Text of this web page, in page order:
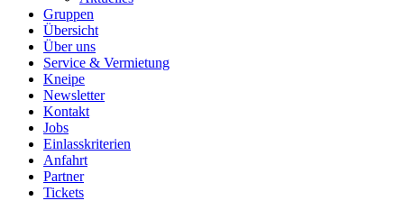
Gruppen
Übersicht
Über uns
Service & Vermietung
Kneipe
Newsletter
Kontakt
Jobs
Einlasskriterien
Anfahrt
Partner
Tickets